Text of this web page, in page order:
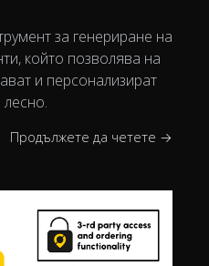
за генериране на
който позволява на
и персонализират
Продължете да четете →